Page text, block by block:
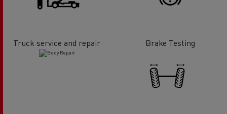
Truck service and repair Brake Testing